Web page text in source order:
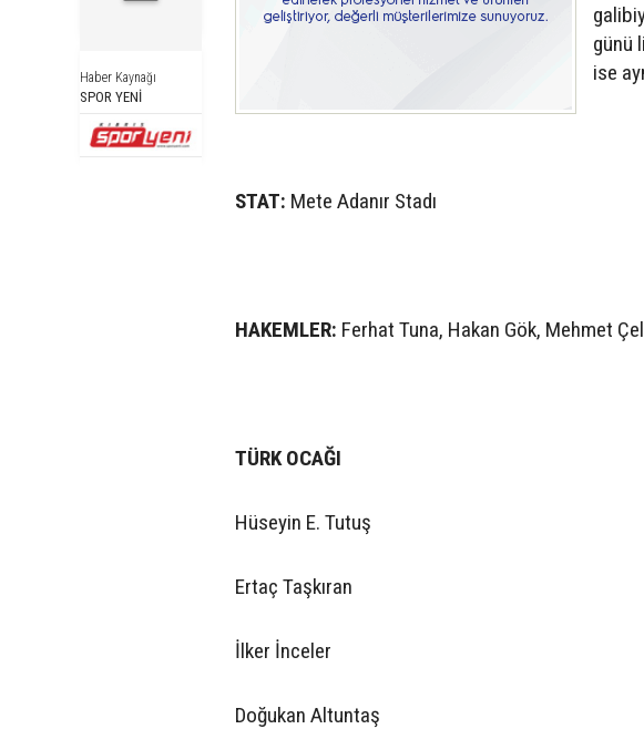
Haber Kaynağı
SPOR YENİ
günü
ise
STAT: Mete Adanır Stadı
HAKEMLER: Ferhat Tuna, Hakan Gök, Mehmet
TÜRK OCAĞI
Hüseyin E. Tutuş
Ertaç Taşkıran
İlker İnceler
Doğukan Altuntaş